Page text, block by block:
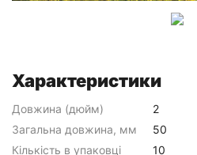
Характеристики
Довжина (дюйм)
2
Загальна довжина, мм
50
Кількість в упаковці
10